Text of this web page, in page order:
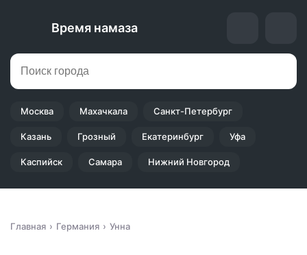
Время намаза
Москва Махачкала Санкт-Петербург
Казань Грозный Екатеринбург Уфа
Каспийск Самара Нижний Новгород
Главная Германия Унна